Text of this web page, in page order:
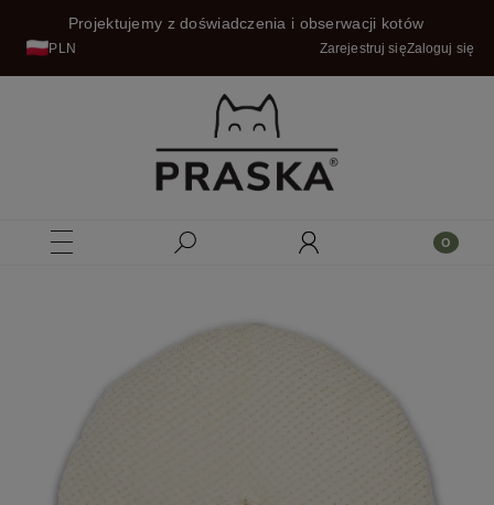
PLN
Projektujemy z doświadczenia i obserwacji kotów
Zarejestruj sięZaloguj się